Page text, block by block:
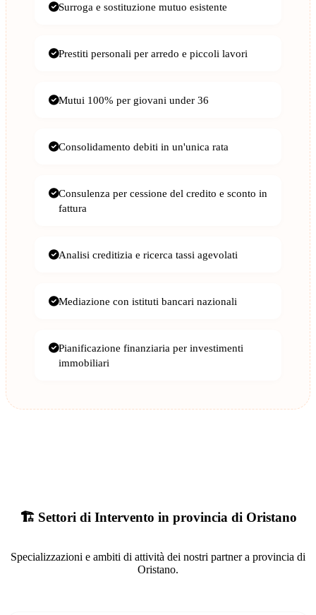
Surroga e sostituzione mutuo esistente
Prestiti personali per arredo e piccoli lavori
Mutui 100% per giovani under 36
Consolidamento debiti in un'unica rata
Consulenza per cessione del credito e sconto in
fattura
Analisi creditizia e ricerca tassi agevolati
Mediazione con istituti bancari nazionali
Pianificazione finanziaria per investimenti
immobiliari
🏗️ Settori di Intervento in provincia di Oristano
Specializzazioni e ambiti di attività dei nostri partner a provincia di
Oristano.